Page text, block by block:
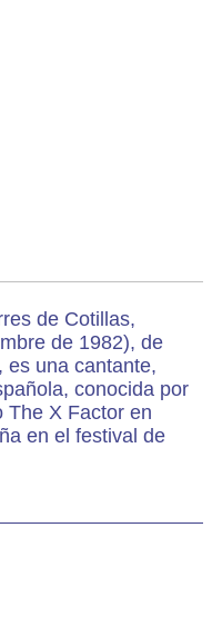
de Cotillas,
de 1982), de
es una cantante,
conocida por
The X Factor en
en el festival de